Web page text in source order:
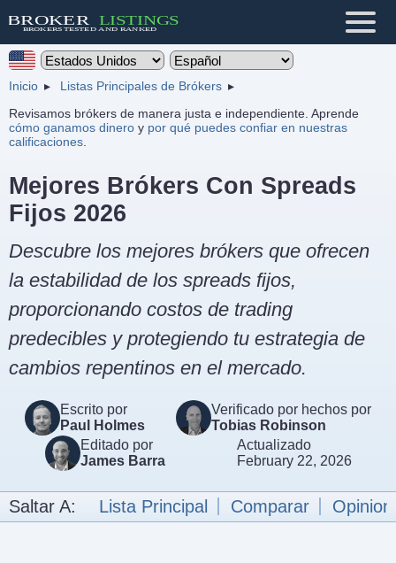
Inicio
Listas Principales de Brókers
Revisamos brókers de manera justa e independiente. Aprende
cómo ganamos dinero y por qué puedes confiar en nuestras
calificaciones
Mejores Brókers Con Spreads
Fijos 2026
Descubre los mejores brókers que ofrecen
la estabilidad de los spreads fijos,
proporcionando costos de trading
predecibles y protegiendo tu estrategia de
cambios repentinos en el mercado.
Escrito por
Paul Holmes
Verificado por hechos por
Tobias Robinson
Editado por
James Barra
Actualizado
February 22, 2026
Saltar A: Lista Principal Comparar